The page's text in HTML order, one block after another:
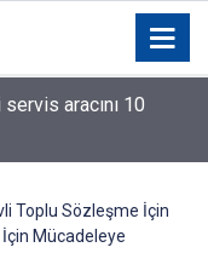
aracını 10
Toplu Sözleşme İçin
İçin Mücadeleye